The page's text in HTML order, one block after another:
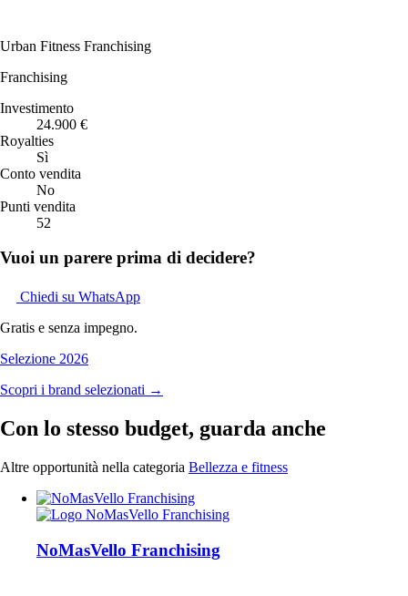
Urban Fitness Franchising
Franchising
Investimento
24.900 €
Royalties
Sì
Conto vendita
No
Punti vendita
52
Vuoi un parere prima di decidere?
Chiedi su WhatsApp
Gratis e senza impegno.
Selezione 2026
Scopri i brand selezionati →
Con lo stesso budget, guarda anche
Altre opportunità nella categoria Bellezza e fitness
NoMasVello Franchising